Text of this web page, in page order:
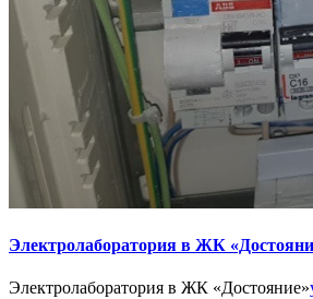
Электролаборатория в ЖК
Электролаборатория в ЖК «Достояние»